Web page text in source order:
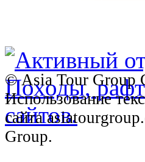
© Asia Tour Group
Использование
сайта
Group.